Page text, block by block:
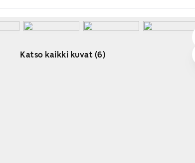
Katso kaikki kuvat (6)